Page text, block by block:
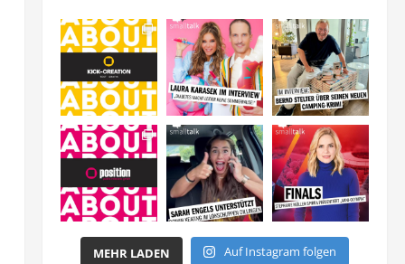
MEHR LADEN Auf Instagram folgen